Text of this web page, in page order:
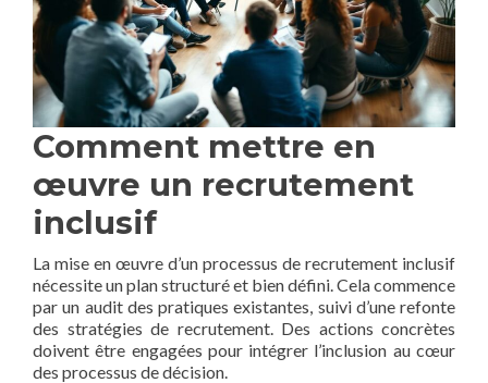
Comment mettre en
œuvre un recrutement
inclusif
La mise en œuvre d’un processus de recrutement inclusif
nécessite un plan structuré et bien défini. Cela commence
par un audit des pratiques existantes, suivi d’une refonte
des stratégies de recrutement. Des actions concrètes
doivent être engagées pour intégrer l’inclusion au cœur
des processus de décision.